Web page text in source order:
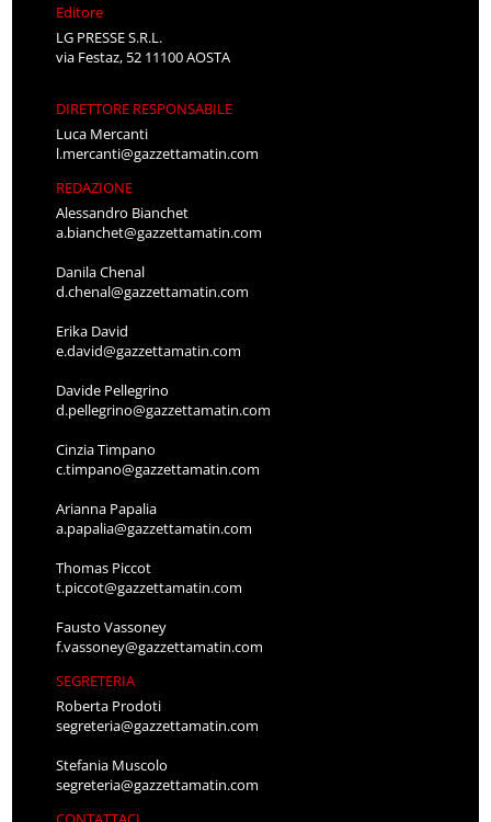
Editore
LG PRESSE S.R.L.
via Festaz, 52 11100 AOSTA
DIRETTORE RESPONSABILE
Luca Mercanti
l.mercanti@gazzettamatin.com
REDAZIONE
Alessandro Bianchet
a.bianchet@gazzettamatin.com
Danila Chenal
d.chenal@gazzettamatin.com
Erika David
e.david@gazzettamatin.com
Davide Pellegrino
d.pellegrino@gazzettamatin.com
Cinzia Timpano
c.timpano@gazzettamatin.com
Arianna Papalia
a.papalia@gazzettamatin.com
Thomas Piccot
t.piccot@gazzettamatin.com
Fausto Vassoney
f.vassoney@gazzettamatin.com
SEGRETERIA
Roberta Prodoti
segreteria@gazzettamatin.com
Stefania Muscolo
segreteria@gazzettamatin.com